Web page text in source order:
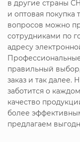
в другие страны
и оптовая
вопросов можно
сотрудниками по
адресу
правильный
заказ и так
заботится о
качество
более
предлагаем